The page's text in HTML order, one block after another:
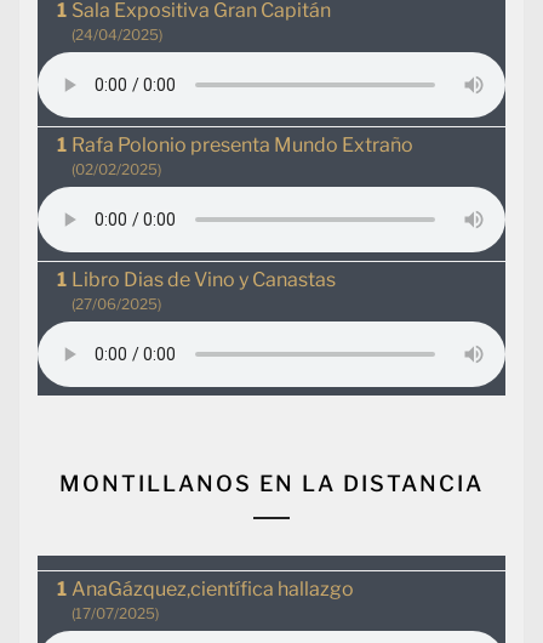
Sala Expositiva Gran Capitán
(24/04/2025)
Rafa Polonio presenta Mundo Extraño
(02/02/2025)
Libro Dias de Vino y Canastas
(27/06/2025)
MONTILLANOS EN LA DISTANCIA
AnaGázquez,científica hallazgo
(17/07/2025)